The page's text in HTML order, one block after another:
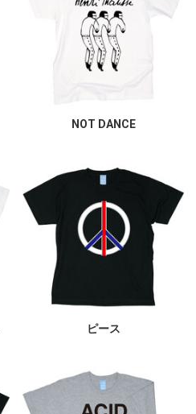
NOT DANCE
ピース